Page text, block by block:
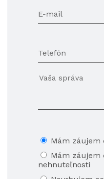
E-mail
Telefón
Mám záujem
Mám záujem
nehnuteľnosti